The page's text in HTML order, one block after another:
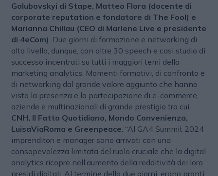
Golubovskyi di Stape, Matteo Flora (docente di
corporate reputation e fondatore di The Fool) e
Marianna Chillau (CEO di Marlene Live e presidente
di 4eCom) . Due giorni di formazione e networking di
alto livello, dunque, con oltre 30 speech e casi studio di
successo incentrati su tutti i maggiori temi della
marketing analytics. Momenti formativi, di confronto e
di networking dal grande valore aggiunto che hanno
visto la presenza e la partecipazione di e-commerce,
aziende e multinazionali di grande prestigio tra cui
CNH, Il Fatto Quotidiano, Mondo Convenienza,
LuisaViaRoma e Greenpeace . “Al GA4 Summit 2024
imprenditori e manager sono arrivati con una
consapevolezza limitata del ruolo cruciale che la digital
analytics ricopre nell’aumento della redditività dei loro
presidi digitali. Al termine della due giorni, erano pronti